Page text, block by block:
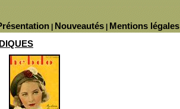
Mentions légales
Nouveautés